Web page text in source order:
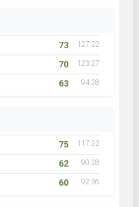
73 127:22
70 123:27
63 94:28
75 117:22
62 90:28
60 92:36